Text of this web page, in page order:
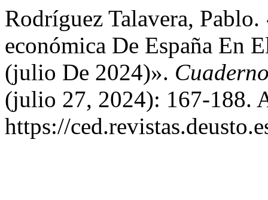
Rodríguez Talavera,
económica De España En
(julio De 2024)».
(julio 27, 2024): 167-188.
https://